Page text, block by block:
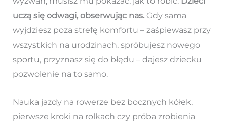
uczą się odwagi, obserwując nas.Gdy sama
wyjdziesz poza strefę komfortu – zaśpiewasz przy
wszystkich na urodzinach, spróbujesz nowego
sportu, przyznasz się do błędu – dajesz dziecku
pozwolenie na to samo.
Nauka jazdy na rowerze bez bocznych kółek,
pierwsze kroki na rolkach czy próba zrobienia